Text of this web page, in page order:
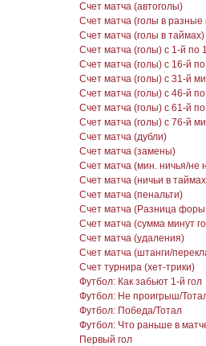
Счет матча (автоголы)
Счет матча (голы в разные
Счет матча (голы в таймах)
Счет матча (голы) с 1-й по
Счет матча (голы) с 16-й
Счет матча (голы) с 31-й
Счет матча (голы) с 46-й
Счет матча (голы) с 61-й
Счет матча (голы) с 76-й
Счет матча (дубли)
Счет матча (замены)
Счет матча (мин. ничья/не
Счет матча (ничьи в
Счет матча (пенальти)
Счет матча (Разница форы
Счет матча (сумма минут
Счет матча (удаления)
Счет матча (штанги/
Счет турнира (хет-трики)
Футбол: Как забьют 1-й гол
Футбол: Не проигрыш/
Футбол: Победа/Тотал
Футбол: Что раньше в
Первый гол